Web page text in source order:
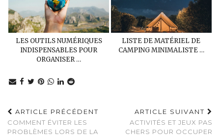
LES OUTILS NUMÉRIQUES
INDISPENSABLES POUR
ORGANISER …
LISTE DE MATÉRIEL DE
CAMPING MINIMALISTE …
ARTICLE PRÉCÉDENT
COMMENT ÉVITER LES
PROBLÈMES LORS DE LA
ARTICLE SUIVANT
ACTIVITÉS ET JEUX PAS
CHERS POUR OCCUPER